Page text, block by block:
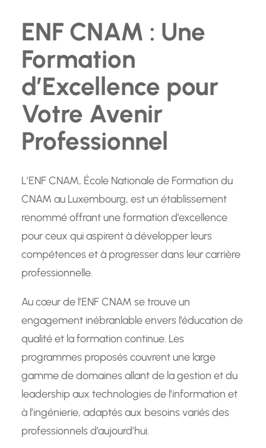
ENF CNAM : Une
Formation
d’Excellence pour
Votre Avenir
Professionnel
L’ENF CNAM, École Nationale de Formation du
CNAM au Luxembourg, est un établissement
renommé offrant une formation d’excellence
pour ceux qui aspirent à développer leurs
compétences et à progresser dans leur carrière
professionnelle.
Au cœur de l’ENF CNAM se trouve un
engagement inébranlable envers l’éducation de
qualité et la formation continue. Les
programmes proposés couvrent une large
gamme de domaines allant de la gestion et du
leadership aux technologies de l’information et
à l’ingénierie, adaptés aux besoins variés des
professionnels d’aujourd’hui.